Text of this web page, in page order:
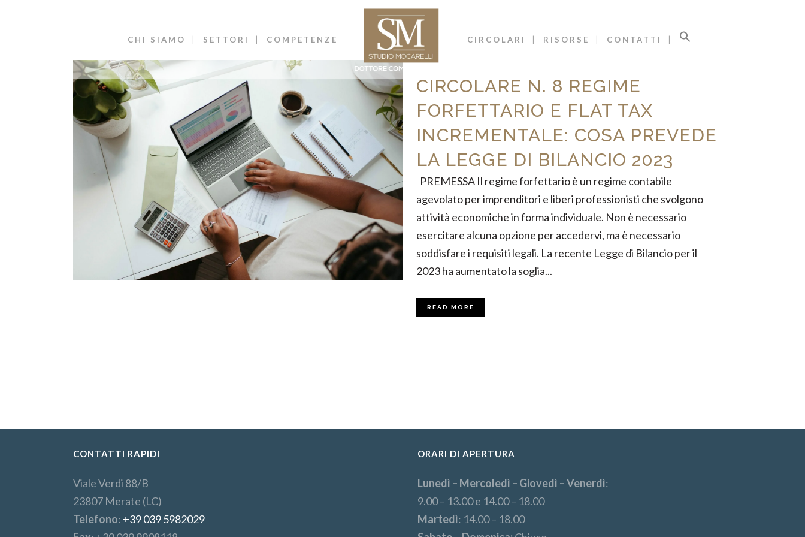
CHI SIAMO SETTORI COMPETENZE CIRCOLARI RISORSE CONTATTI
CIRCOLARE N. 8 REGIME
FORFETTARIO E FLAT TAX
INCREMENTALE: COSA PREVEDE
LA LEGGE DI BILANCIO 2023
PREMESSA Il regime forfettario è un regime contabile
agevolato per imprenditori e liberi professionisti che svolgono
attività economiche in forma individuale. Non è necessario
esercitare alcuna opzione per accedervi, ma è necessario
soddisfare i requisiti legali. La recente Legge di Bilancio per il
2023 ha aumentato la soglia...
READ MORE
CONTATTI RAPIDI
Viale Verdi 88/B
23807 Merate (LC)
Telefono: +39 039 5982029
ORARI DI APERTURA
Lunedì – Mercoledì – Giovedì – Venerdì:
9.00 – 13.00 e 14.00 – 18.00
Martedì: 14.00 – 18.00